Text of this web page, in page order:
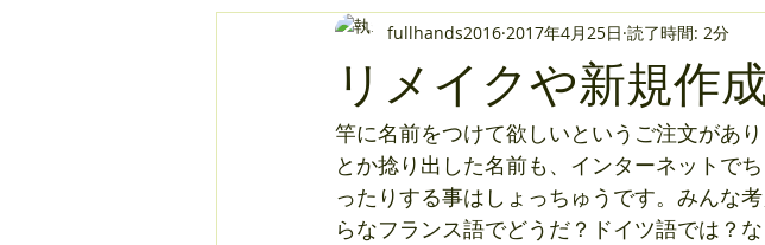
リメイクや新規作
fullhands2016 2017年4月25日 読了時間: 2分
竿に名前をつけて欲しいというご注文があ
とか捻り出した名前も、インターネットで
ったりする事はしょっちゅうです。みんな
らなフランス語でどうだ？ドイツ語では？